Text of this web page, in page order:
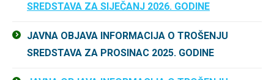
SREDSTAVA ZA SIJEČANJ 2026. GODINE
JAVNA OBJAVA INFORMACIJA O TROŠENJU
SREDSTAVA ZA PROSINAC 2025. GODINE